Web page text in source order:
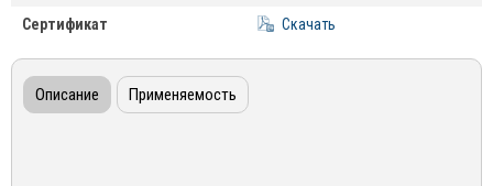
Сертификат
Скачать
Описание Применяемость